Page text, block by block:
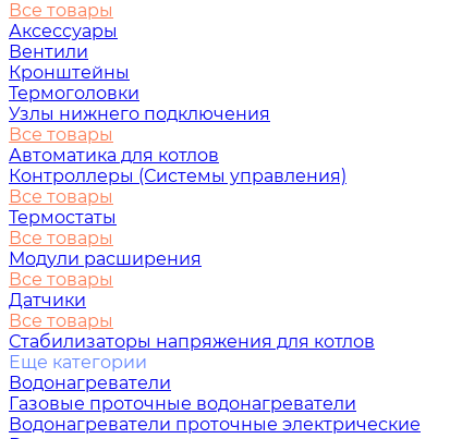
Все товары
Аксессуары
Вентили
Кронштейны
Термоголовки
Узлы нижнего подключения
Все товары
Автоматика для котлов
Контроллеры (Системы управления)
Все товары
Термостаты
Все товары
Модули расширения
Все товары
Датчики
Все товары
Стабилизаторы напряжения для котлов
Еще категории
Водонагреватели
Газовые проточные водонагреватели
Водонагреватели проточные электрические